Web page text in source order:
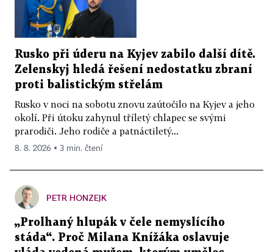
Rusko při úderu na Kyjev zabilo další dítě.
Zelenskyj hledá řešení nedostatku zbraní
proti balistickým střelám
Rusko v noci na sobotu znovu zaútočilo na Kyjev a jeho
okolí. Při útoku zahynul tříletý chlapec se svými
prarodiči. Jeho rodiče a patnáctiletý...
8. 8. 2026 ▪ 3 min. čtení
PETR HONZEJK
„Prolhaný hlupák v čele nemyslícího
stáda“. Proč Milana Knížáka oslavuje